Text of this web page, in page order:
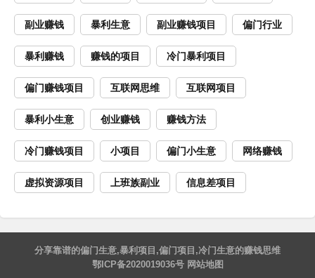
副业赚钱 暴利生意 副业赚钱项目 偏门行业
暴利赚钱 赚钱的项目 冷门暴利项目
偏门赚钱项目 互联网思维 互联网项目
暴利小生意 创业赚钱 赚钱方法
冷门赚钱项目 小项目 偏门小生意 网络赚钱
虚拟资源项目 上班族副业 信息差项目
分享靠谱的偏门生意,暴利项目 ,偏门项目 ,冷门生意的赚钱思维
鄂ICP备2020019036号 网站地图